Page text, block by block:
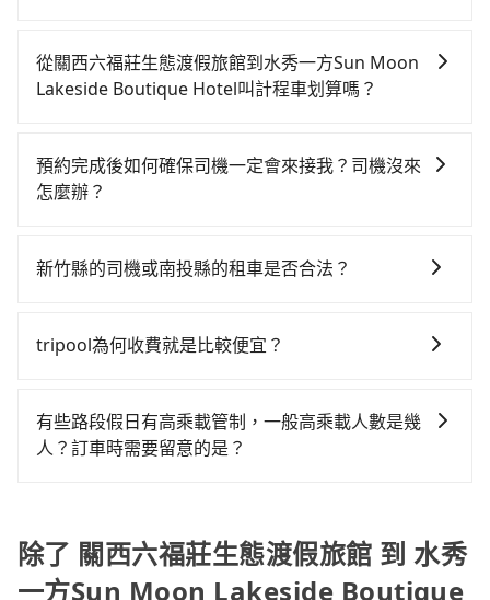
鐵站，叫一輛計程車花費約800元、車程約33分鐘。抵
達高鐵站後，步行進站、現場購票並於月台排隊的時間
站、等待車站前排班的計程車，搭上小黃後約花70分
鐘、車費2,500元後，抵達水秀一方Sun Moon
費總計3,710元。不過新竹縣領有合法執照的計程車僅有
用tripool並到府專車接送，則僅需花費約3,390元，費
等車上，現在還不馬上來預約tripool！
時不需要閉目養神（因為要自己開車），最重要的是你
當天就要來回，那在新竹路邊可隨租隨借的iRent應該是
六福莊生態渡假旅館到水秀一方Sun Moon Lakeside
Boutique Hotel的花費預估為$2,450~3,050（金額差異
估進去，但額外的汽車保險與可能的罰單都需自付。再
數超過四位，更是沒有較大的七人座或九人座可供選
修理，每一次租車都好像在開樂透一樣。另外，偶爾也
會遇到明明已經預約了時間但上一位用戶卻遲遲尚未歸
域的限制，實際可停靠的地點與你的上下車地點仍有段
距離，在遇到下雨天或者載行李時，就顯得非常不便。
從關西六福莊生態渡假旅館到水秀一方Sun Moon
Lakeside Boutique Hotel叫計程車划算嗎？
灣大車隊、Uber、Line Taxi、Yoxi等。依照里程跳錶計
算，價格約為4,695~5,600元間，但如改預約tripool可
度為雙北的1.3%，也就是說要臨時叫到小黃的難度是台
南投縣的計程車更難叫，該縣市僅有約342輛計程車，建
方Sun Moon Lakeside Boutique Hotel的最佳選擇。
預約完成後如何確保司機一定會來接我？司機沒來
怎麼辦？
派車。在出發前一天晚上八點時，會透過電子郵件與簡
繫，可能原本約定的地點不適合暫停而改停靠在附近的
新竹縣的司機或南投縣的租車是否合法？
車、私家車或野雞車在招攬生意，這不僅是違法可能被
都無法監控或追查。最好別為了省小錢而冒上不必要的
風險。而tripool雇用的司機、使用的車輛以及配合的車
不是R或T開頭的車，就一定是違法。
tripool為何收費就是比較便宜？
一次使用tripool的會擔心價格比市價便宜不少，是不是
因為司機素質比較差、車上會有煙味、或者車齡過大，
配戴口罩。tripool之所以能將價格壓在市價7~8折的主
因來自於自行研發的AI車輛調度演算法，能有效降低空
有些路段假日有高乘載管制，一般高乘載人數是幾
人？訂車時需要留意的是？
四種車輛可以通行：(一) 乘載3人(含駕駛和小孩)以上的
小型車，(二) 大型客車，(三) 計程車，(四) 駕駛或乘客持
除了 關西六福莊生態渡假旅館 到 水秀
一方Sun Moon Lakeside Boutique